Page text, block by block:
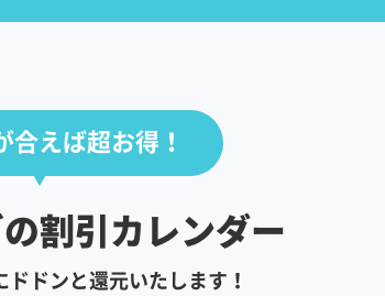
合えば超お得！
割引カレンダー
ドンと還元いたします！